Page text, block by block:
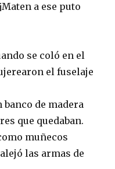
a ese puto
se coló en el
el fuselaje
banco de madera
que quedaban.
muñecos
las armas de